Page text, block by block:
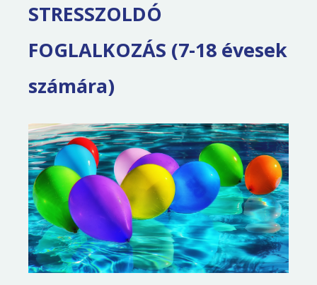
STRESSZOLDÓ
FOGLALKOZÁS (7-18 évesek
számára)